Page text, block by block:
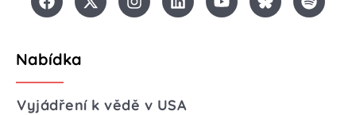
Nabídka
Vyjádření k vědě v USA